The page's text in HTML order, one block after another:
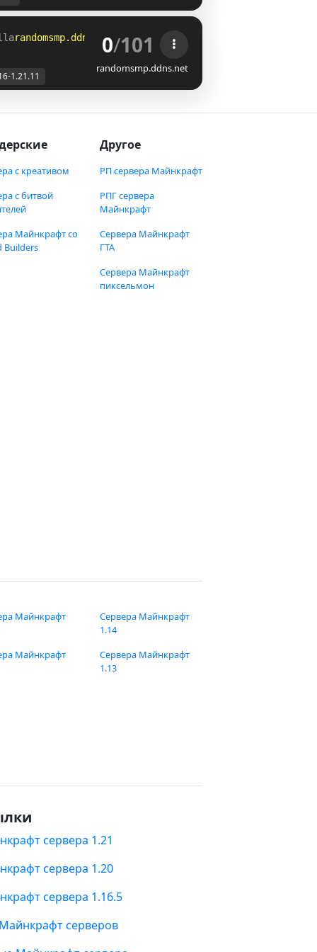
randomsmp.ddns.net | Supports 1.16.x - 1.21.11+
0/101
randomsmp.ddns.net
1.21.11
с креативом
с битвой
Майнкрафт со
Builders
Другое
РП сервера Майнкрафт
РПГ сервера
Майнкрафт
Сервера Майнкрафт
ГТА
Сервера Майнкрафт
пиксельмон
Майнкрафт
Майнкрафт
Сервера Майнкрафт
1.14
Сервера Майнкрафт
1.13
сервера 1.21
сервера 1.20
сервера 1.16.5
серверов